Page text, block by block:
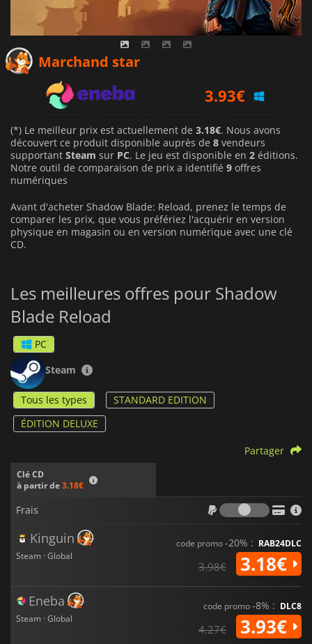
Marchand star
3.93€
4.20€
(*) Le meilleur prix est actuellement de 3.18€. Nous avons
découvert ce produit disponible auprès de 8 vendeurs
supportant Steam sur PC. Le jeu est disponible en 2 éditions.
Notre outil de comparaison de prix a identifié 9 offres
numériques
Avant d'acheter Shadow Blade: Reload, prenez le temps de
comparer les prix, que vous préfériez l'acquérir en version
physique en magasin ou en version numérique avec une clé
CD.
Les meilleures offres pour Shadow
Blade Reload
PC
Steam
Tous les types
STANDARD EDITION
ÉDITION DELUXE
Clé CD
à partir de3.18€
Partager
Frais
Frais
Kinguin
Steam · Global
code promo-20% : RAB24DLC
3.98€ 3.18€
Eneba
Steam · Global
code promo-8% : DLC8
4.27€ 3.93€